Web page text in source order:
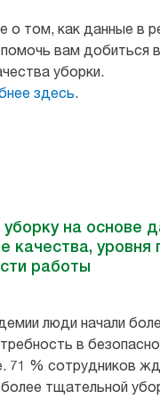
о том, как данные в
вам добиться
уборки.
здесь.
уборку на основе
качества, уровня
работы
люди начали
в
71 % сотрудников
тщательной